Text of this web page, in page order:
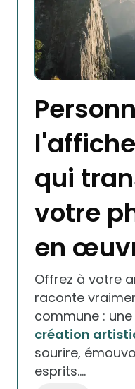
qui
votre
en
Offrez à votre
raconte
commune :
création
sourire,
esprits.…